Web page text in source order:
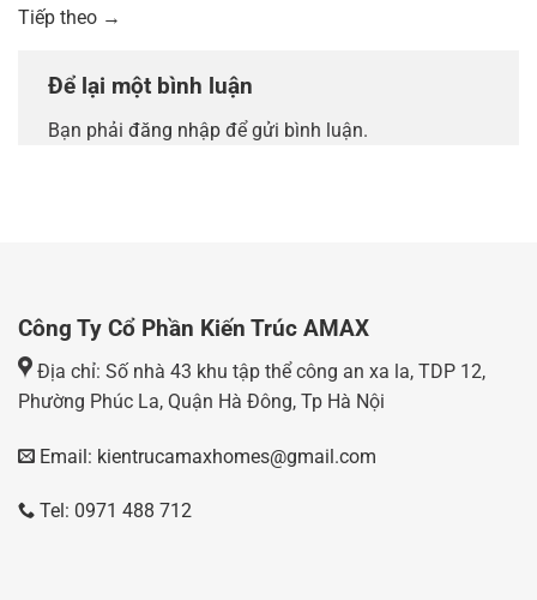
Tiếp theo →
Để lại một bình luận
Bạn phải đăng nhập để gửi bình luận.
Công Ty Cổ Phần Kiến Trúc AMAX
Địa chỉ: Số nhà 43 khu tập thể công an xa la, TDP 12,
Phường Phúc La, Quận Hà Đông, Tp Hà Nội
Email: kientrucamaxhomes@gmail.com
Tel: 0971 488 712